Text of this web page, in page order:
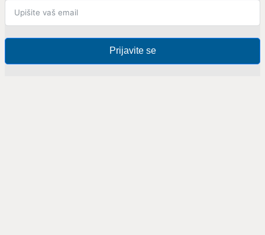
Prijavite se